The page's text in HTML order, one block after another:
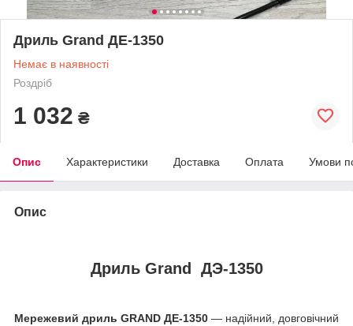
Дриль Grand ДЕ-1350
Немає в наявності
Роздріб
1 032 ₴
Опис Характеристики Доставка Оплата Умови
Опис
Дриль Grand ДЭ-1350
Мережевий дриль GRAND ДЕ-1350 — надійний, довговічний